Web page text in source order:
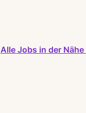
Alle Jobs in der